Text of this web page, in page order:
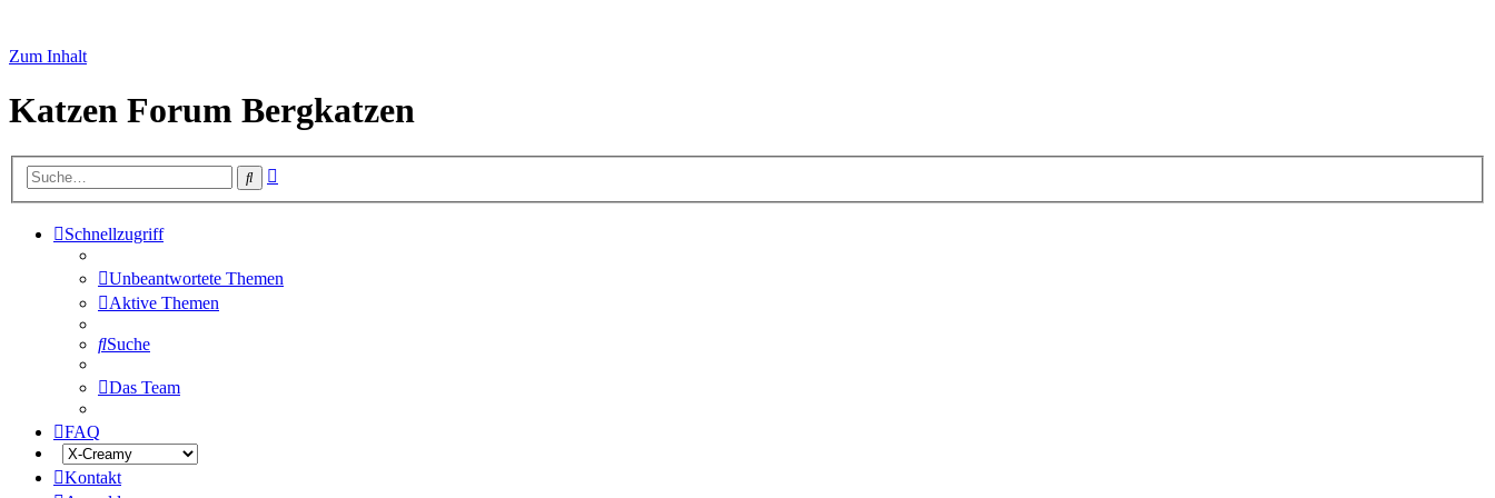
Zum Inhalt
Katzen Forum Bergkatzen
Suche
Schnellzugriff
Unbeantwortete Themen
Aktive Themen
Suche
Das Team
FAQ
Kontakt